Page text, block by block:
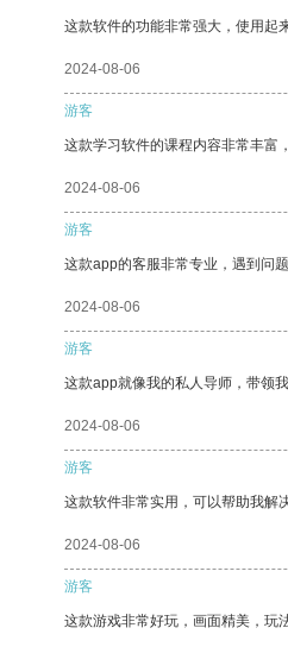
这款软件的功能非常强大，使用起
2024-08-06
游客
这款学习软件的课程内容非常丰富
2024-08-06
游客
这款app的客服非常专业，遇到问
2024-08-06
游客
这款app就像我的私人导师，带领
2024-08-06
游客
这款软件非常实用，可以帮助我解
2024-08-06
游客
这款游戏非常好玩，画面精美，玩